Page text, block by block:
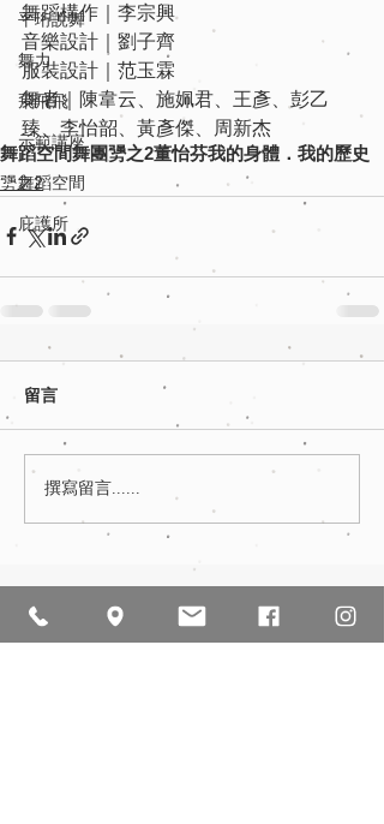
平珩說舞
舞力
飛飛飛
示範講座
舞蹈空間
庇護所
舞蹈構作｜李宗興
音樂設計｜劉子齊
服裝設計｜范玉霖
舞者｜陳韋云、施姵君、王彥、彭乙
臻、李怡韶、黃彥傑、周新杰
舞蹈空間舞團勥之2董怡芬我的身體．我的歷史
勥之2
留言
撰寫留言......